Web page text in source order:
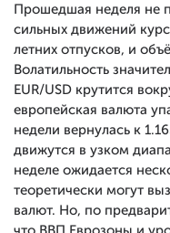
Прошедшая неделя не
сильных движений
летних отпусков, и
Волатильность
EUR/USD крутится
европейская валюта
недели вернулась к
движутся в узком
неделе ожидается
теоретически могут
валют. Но, по